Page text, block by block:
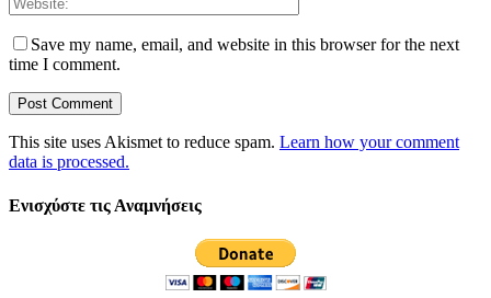
Save my name, email, and website in this browser for the next
time I comment.
This site uses Akismet to reduce spam. Learn how your comment
data is processed.
Ενισχύστε τις Αναμνήσεις